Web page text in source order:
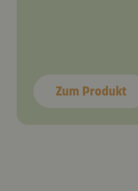
Zum Produkt